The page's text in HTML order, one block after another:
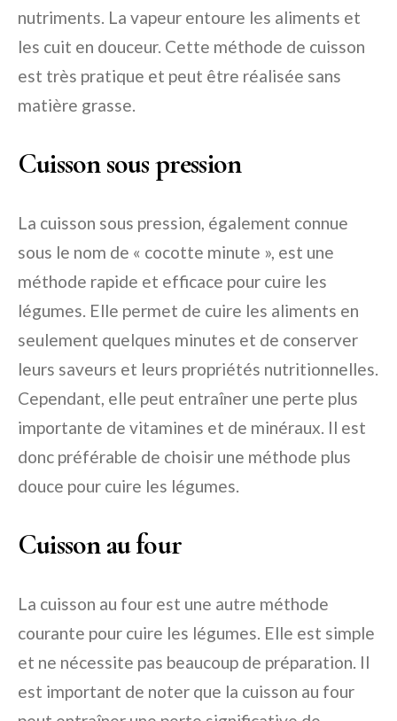
nutriments. La vapeur entoure les aliments et
les cuit en douceur. Cette méthode de cuisson
est très pratique et peut être réalisée sans
matière grasse.
Cuisson sous pression
La cuisson sous pression, également connue
sous le nom de « cocotte minute », est une
méthode rapide et efficace pour cuire les
légumes. Elle permet de cuire les aliments en
seulement quelques minutes et de conserver
leurs saveurs et leurs propriétés nutritionnelles.
Cependant, elle peut entraîner une perte plus
importante de vitamines et de minéraux. Il est
donc préférable de choisir une méthode plus
douce pour cuire les légumes.
Cuisson au four
La cuisson au four est une autre méthode
courante pour cuire les légumes. Elle est simple
et ne nécessite pas beaucoup de préparation. Il
est important de noter que la cuisson au four